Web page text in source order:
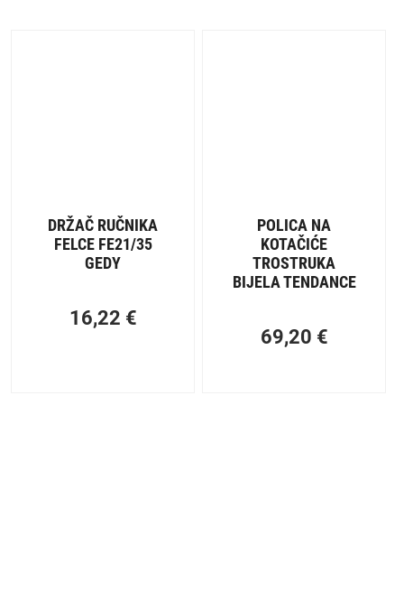
DRŽAČ RUČNIKA
FELCE FE21/35
GEDY
16,22 €
POLICA NA
KOTAČIĆE
TROSTRUKA
BIJELA TENDANCE
69,20 €